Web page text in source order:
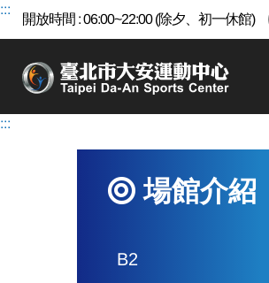
跳
區
:::
開放時間 : 06:00~22:00 (除夕、初一休館)
:::
場館介紹
B2